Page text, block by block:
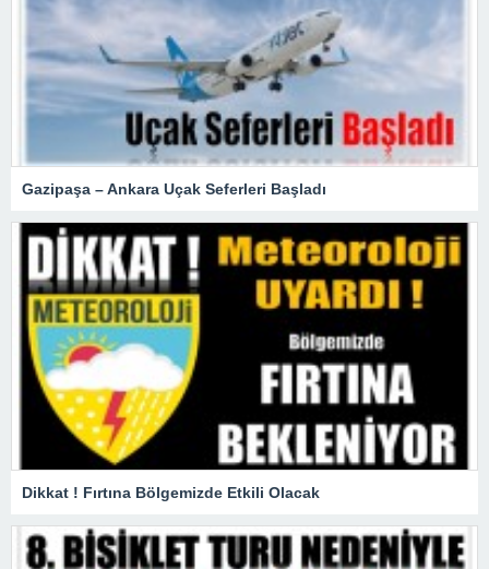
Gazipaşa – Ankara Uçak Seferleri Başladı
Dikkat ! Fırtına Bölgemizde Etkili Olacak